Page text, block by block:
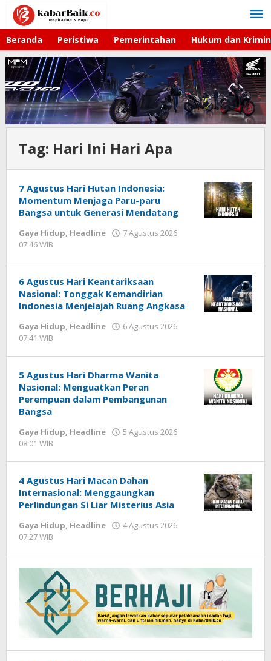
Lewati
konten
Beranda Peristiwa Pemerintahan Hukum dan
Tag: Hari Ini Hari Apa
7 Agustus Hari Hutan Indonesia:
Momentum Menjaga Paru-paru
Bangsa untuk Generasi Mendatang
Gaya Hidup, Headline
7 Agustus 2026
07:46 WIB
6 Agustus Hari Keantariksaan
Nasional: Tonggak Kemandirian
Indonesia Menjelajah Ruang Angkasa
Gaya Hidup, Headline
6 Agustus 2026
07:41 WIB
5 Agustus Hari Dharma Wanita
Nasional: Menguatkan Peran
Perempuan dalam Pembangunan
Bangsa
Gaya Hidup, Headline
5 Agustus 2026
08:01 WIB
4 Agustus Hari Macan Dahan
Internasional: Menggaungkan
Perlindungan Si Liar Misterius Asia
Gaya Hidup, Headline
4 Agustus 2026
07:27 WIB